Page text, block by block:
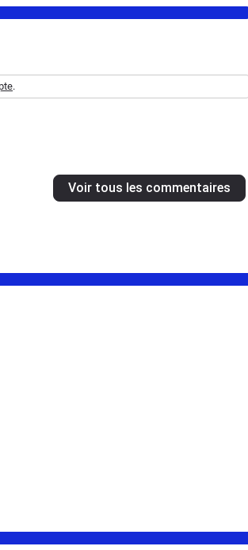
.
Voir tous les commentaires